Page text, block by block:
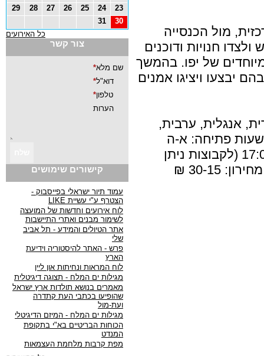
מול הכנסייה
חנויות ודוכנים
של יפו. בהמשך
יבצעו ויציגו אמנים
אנגלית, ערבית,
שעות פתיחה: א-ה
ושבת 20:00-09:00, שישי 17:00-09:00 (לקבוצות ניתן
30-15 ₪
23
24
25
26
27
28
29
30
31
כל האירועים
צור קשר
קישורים שימושים
עמוד תיור ישראלי בפייסבוק -
הצטרף ע"י עשיית LIKE
לוח אירועים וחדשות של המועצה
לשימור מבנים ואתרי התיישבות
אתר הטיולים והמידע - תל אביב
שלי
פרש - האתר להיסטוריה וידיעת
הארץ
לוח המראות ונחיתות און ליין
מגילות ים המלח - תצוגה דיגיטלית
מאמרים בנושא תולדות ארץ ישראל
שהופיעו בכתבי העת קתדרה
ועת-מול
מגילות ים המלח - המיזם הדיגיטלי
הכוחות הבריטיים בא"י בתקופת
המנדט
מפת קרבות מלחמת העצמאות